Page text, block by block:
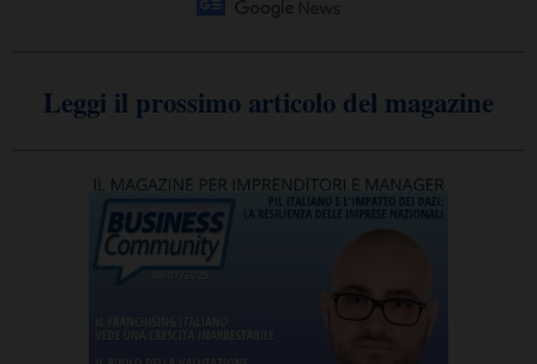
Leggi il prossimo articolo del magazine